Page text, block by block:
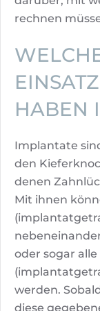
rechnen
HABEN
Implantate
den
denen
Mit ihnen
oder sogar
werden.
diese